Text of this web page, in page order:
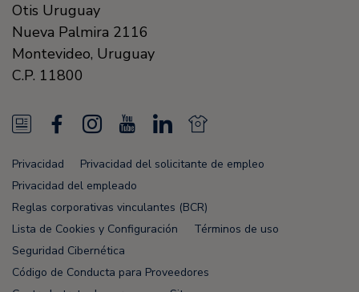
Otis Uruguay
Nueva Palmira 2116
Montevideo, Uruguay
C.P. 11800
N
e
w
s
F
e
c
e
b
o
I
n
s
t
a
g
o
T
u
b
L
k
e
d
N
e
F
e
Privacidad
Privacidad del solicitante de empleo
Privacidad del empleado
Reglas corporativas vinculantes (BCR)
Lista de Cookies y Configuración
Términos de uso
Seguridad Cibernética
Código de Conducta para Proveedores